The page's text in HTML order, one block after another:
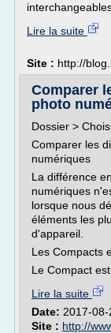
interchangeables
Lire la suite
Site : http://
Comparer
photo
Dossier >
Comparer les
numériques
La différence
numériques
lorsque nous
éléments les
d'appareil.
Les Compacts
Le Compact
Lire la suite
Date: 2017-
Site : http://